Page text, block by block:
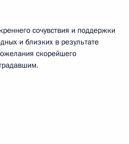
сочувствия и поддержки
и близких в результате
скорейшего